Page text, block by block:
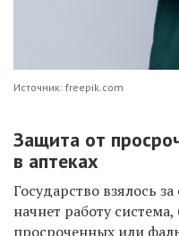
Источник: freepik.com
Защита от
в аптеках
Государство взялось
начнет работу
просроченных или